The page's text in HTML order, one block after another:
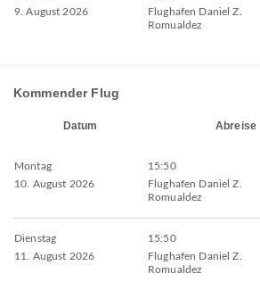
9. August 2026
Flughafen Daniel Z.
Romualdez
Kommender Flug
Datum Abreise
Montag
10. August 2026
15:50
Flughafen Daniel Z.
Romualdez
Dienstag
11. August 2026
15:50
Flughafen Daniel Z.
Romualdez